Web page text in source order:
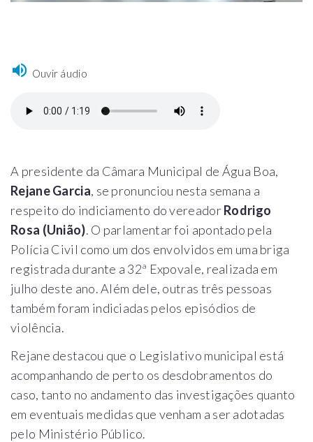
Ouvir áudio
A presidente da Câmara Municipal de Água Boa,
Rejane Garcia, se pronunciou nesta semana a
respeito do indiciamento do vereadorRodrigo
Rosa (União). O parlamentar foi apontado pela
Polícia Civil como um dos envolvidos em uma briga
registrada durante a 32ª Expovale, realizada em
julho deste ano. Além dele, outras três pessoas
também foram indiciadas pelos episódios de
violência.
Rejane destacou que o Legislativo municipal está
acompanhando de perto os desdobramentos do
caso, tanto no andamento das investigações quanto
em eventuais medidas que venham a ser adotadas
pelo Ministério Público.